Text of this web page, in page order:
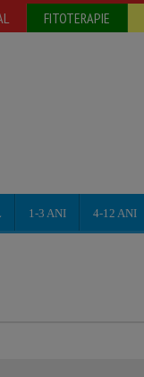
FITOTERAPIE
1-3 ANI 4-12 ANI